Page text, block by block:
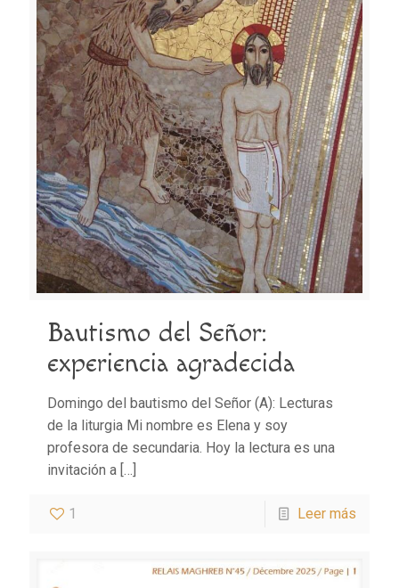
Bautismo del Señor:
experiencia agradecida
Domingo del bautismo del Señor (A): Lecturas
de la liturgia Mi nombre es Elena y soy
profesora de secundaria. Hoy la lectura es una
invitación a […]
1 Leer más